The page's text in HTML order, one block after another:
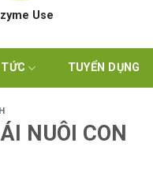
Use
TUYỂN DỤNG
NUÔI CON